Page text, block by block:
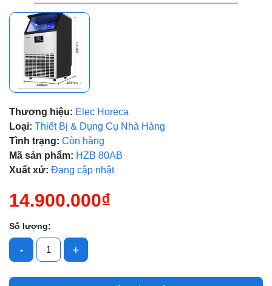
Thương hiệu: Elec Horeca
Loại: Thiết Bị & Dụng Cụ Nhà Hàng
Tình trạng: Còn hàng
Mã sản phẩm: HZB 80AB
Xuất xứ: Đang cập nhật
14.900.000₫
Số lượng:
- +
Mã giảm giá: